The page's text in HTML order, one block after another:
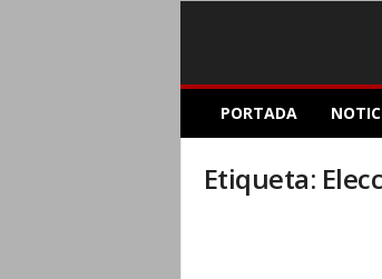
A
PORTADA
Etiqueta: